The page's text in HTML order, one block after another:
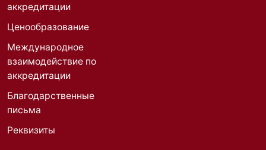
аккредитации
Ценообразование
Международное
взаимодействие по
аккредитации
Благодарственные
письма
Реквизиты